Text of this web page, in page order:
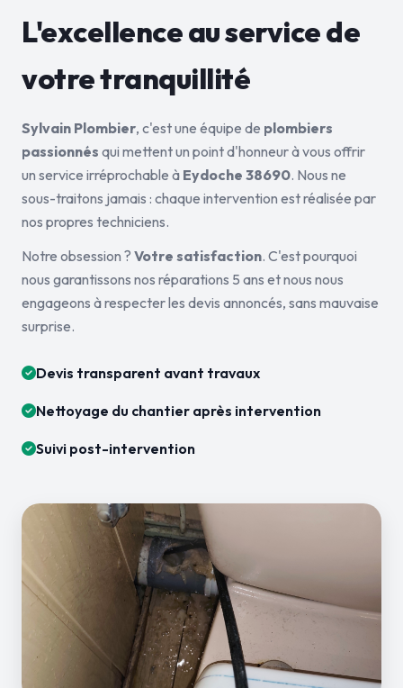
L'excellence au service de
votre tranquillité
Sylvain Plombier, c'est une équipe de plombiers
passionnés qui mettent un point d'honneur à vous offrir
un service irréprochable à Eydoche 38690. Nous ne
sous-traitons jamais : chaque intervention est réalisée par
nos propres techniciens.
Notre obsession ? Votre satisfaction. C'est pourquoi
nous garantissons nos réparations 5 ans et nous nous
engageons à respecter les devis annoncés, sans mauvaise
surprise.
Devis transparent avant travaux
Nettoyage du chantier après intervention
Suivi post-intervention